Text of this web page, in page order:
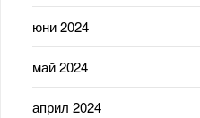
юни 2024
май 2024
април 2024